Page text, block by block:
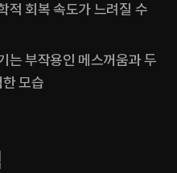
적 회복 속도가 느려질 수